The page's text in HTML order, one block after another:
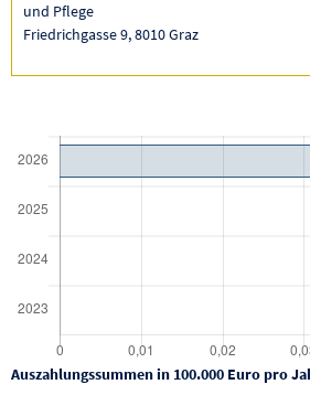
und Pflege
Friedrichgasse 9, 8010 Graz
Auszahlungssummen in 100.000 Euro pro